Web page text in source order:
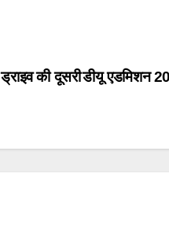
डीयू एडमिशन
की दूसरी